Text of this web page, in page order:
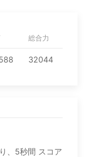
総合力
32044
、5秒間 スコア